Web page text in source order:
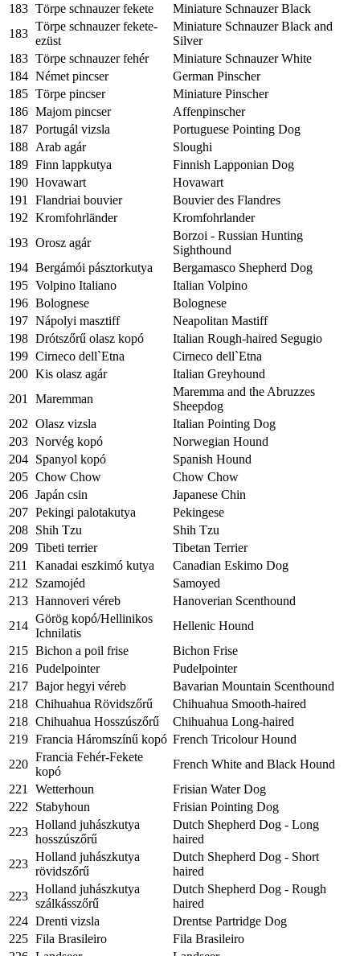
183 Törpe schnauzer fekete
Miniature Schnauzer Black
183
Törpe schnauzer fekete-
ezüst
Miniature Schnauzer Black and
Silver
183 Törpe schnauzer fehér
Miniature Schnauzer White
184 Német pincser
German Pinscher
185 Törpe pincser
Miniature Pinscher
186 Majom pincser
Affenpinscher
187 Portugál vizsla
Portuguese Pointing Dog
188 Arab agár
Sloughi
189 Finn lappkutya
Finnish Lapponian Dog
190 Hovawart
Hovawart
191
Flandriai bouvier
Bouvier des Flandres
192 Kromfohrländer
Kromfohrlander
193 Orosz agár
Borzoi - Russian Hunting
Sighthound
194 Bergámói pásztorkutya
Bergamasco Shepherd Dog
195 Volpino Italiano
Italian Volpino
196 Bolognese
Bolognese
197 Nápolyi masztiff
Neapolitan Mastiff
198 Drótszőrű olasz kopó
Italian Rough-haired Segugio
199 Cirneco dell`Etna
Cirneco dell`Etna
200 Kis olasz agár
Italian Greyhound
201
Maremman
Maremma and the Abruzzes
Sheepdog
202 Olasz vizsla
Italian Pointing Dog
203 Norvég kopó
Norwegian Hound
204 Spanyol kopó
Spanish Hound
205 Chow Chow
Chow Chow
206 Japán csin
Japanese Chin
207 Pekingi palotakutya
Pekingese
208 Shih Tzu
Shih Tzu
209 Tibeti terrier
Tibetan Terrier
211
Kanadai eszkimó kutya
Canadian Eskimo Dog
212
Szamojéd
Samoyed
213 Hannoveri véreb
Hanoverian Scenthound
214
Görög kopó/Hellinikos
Ichnilatis
Hellenic Hound
215 Bichon a poil frise
Bichon Frise
216 Pudelpointer
Pudelpointer
217 Bajor hegyi véreb
Bavarian Mountain Scenthound
218 Chihuahua Rövidszőrű
Chihuahua Smooth-haired
218 Chihuahua Hosszúszőrű
Chihuahua Long-haired
219 Francia Háromszínű kopó French Tricolour Hound
220
Francia Fehér-Fekete
kopó
French White and Black Hound
221
Wetterhoun
Frisian Water Dog
222
Stabyhoun
Frisian Pointing Dog
223
Holland juhászkutya
hosszúszőrű
Dutch Shepherd Dog - Long
haired
223
Holland juhászkutya
rövidszőrű
Dutch Shepherd Dog - Short
haired
223
Holland juhászkutya
szálkásszőrű
Dutch Shepherd Dog - Rough
haired
224 Drenti vizsla
Drentse Partridge Dog
225 Fila Brasileiro
Fila Brasileiro